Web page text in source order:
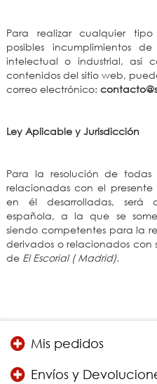
Para realizar cualquier
posibles incumplimientos
intelectual o industrial, así
contenidos del sitio web,
correo electrónico:
Ley Aplicable y Jurisdicción
Para la resolución de todas
relacionadas con el
en él desarrolladas, será
española, a la que se
siendo competentes para la
derivados o relacionados con
de El Escorial ( Madrid).
Mis pedidos
Envíos y